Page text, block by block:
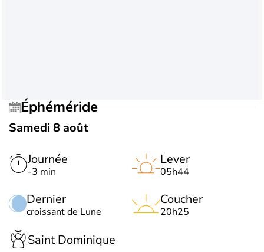
Éphéméride
Samedi 8 août
Journée
-3 min
Dernier
croissant de Lune
Lever
05h44
Coucher
20h25
Saint Dominique